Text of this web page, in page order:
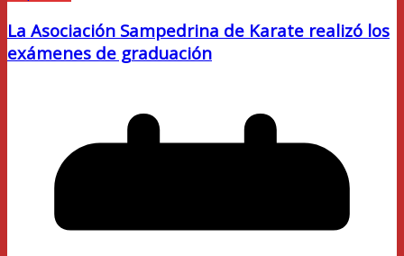
La Asociación Sampedrina de Karate realizó los
exámenes de graduación